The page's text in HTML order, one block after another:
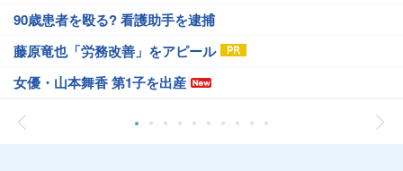
90歳患者を殴る? 看護助手を逮捕
藤原竜也「労務改善」をアピール
女優・山本舞香 第1子を出産